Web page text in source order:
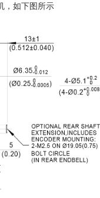
，如下图所示